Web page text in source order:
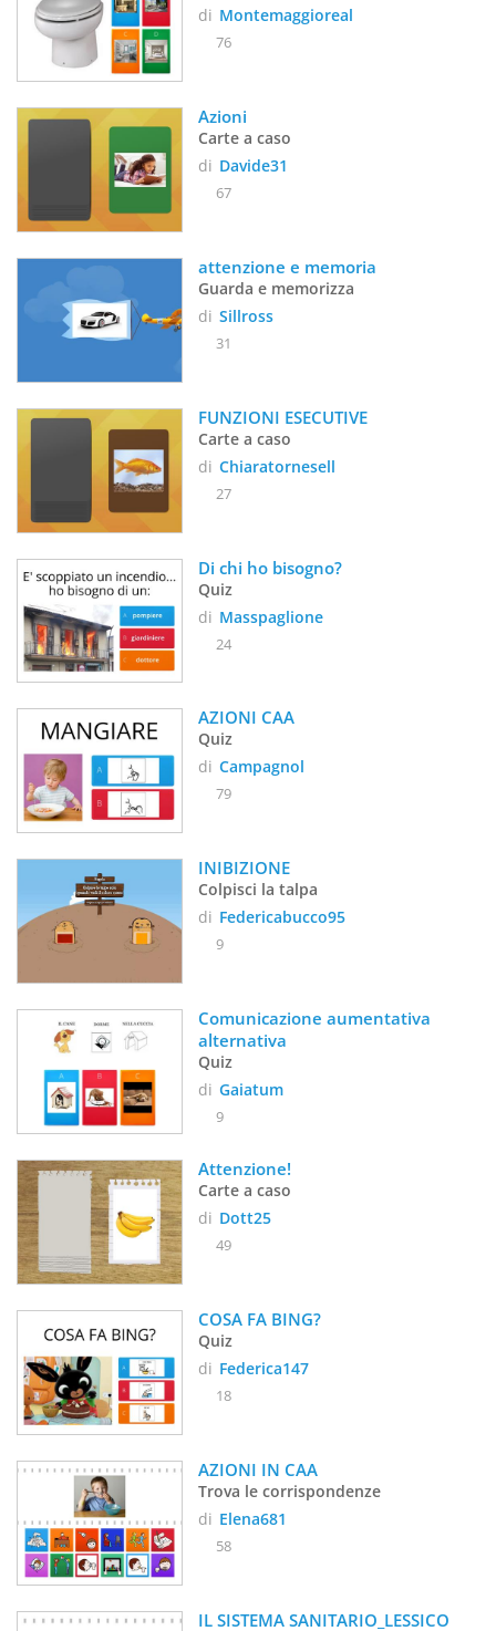
di Montemaggioreal
76
Azioni
Carte a caso
di Davide31
67
attenzione e memoria
Guarda e memorizza
di Sillross
31
FUNZIONI ESECUTIVE
Carte a caso
di Chiaratornesell
27
Di chi ho bisogno?
Quiz
di Masspaglione
24
AZIONI CAA
Quiz
di Campagnol
79
INIBIZIONE
Colpisci la talpa
di Federicabucco95
9
Comunicazione aumentativa
alternativa
Quiz
di Gaiatum
9
Carte a caso
di Dott25
49
Quiz
di Federica147
18
AZIONI IN CAA
Trova le corrispondenze
di Elena681
58
IL SISTEMA SANITARIO_LESSICO